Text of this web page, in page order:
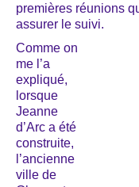
premières réunions
assurer le suivi.
Comme on
me l’a
expliqué,
lorsque
Jeanne
d’Arc a été
construite,
l’ancienne
ville de